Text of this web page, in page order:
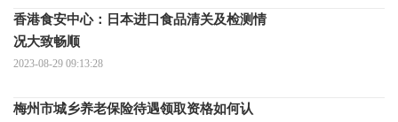
香港食安中心：日本进口食品清关及检测情
况大致畅顺
2023-08-29 09:13:28
梅州市城乡养老保险待遇领取资格如何认